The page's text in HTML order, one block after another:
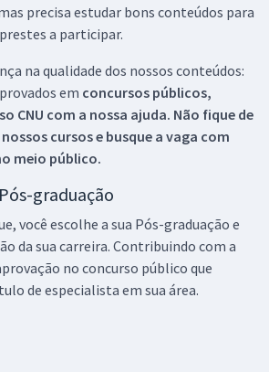
precisa estudar bons conteúdos para
a participar.
na qualidade dos nossos conteúdos:
em concursos públicos,
CNU com a nossa ajuda. Não fique de
cursos e busque a vaga com
meio público.
graduação
você escolhe a sua Pós-graduação e
da sua carreira. Contribuindo com a
no concurso público que
de especialista em sua área.